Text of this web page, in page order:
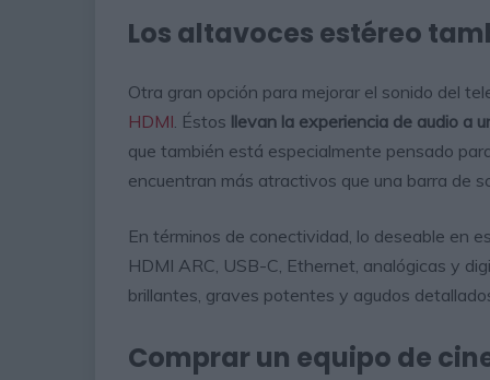
Los altavoces estéreo
Otra gran opción para mejorar el sonido del
HDMI . Éstos llevan la experiencia de audio a
que también está especialmente pensado
encuentran más atractivos que una barra de
En términos de conectividad, lo deseable en
HDMI ARC, USB-C, Ethernet, analógicas y
brillantes, graves potentes y agudos
Comprar un equipo de